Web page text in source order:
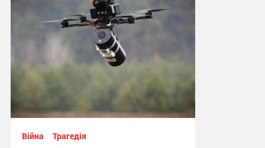
Війна Трагедія